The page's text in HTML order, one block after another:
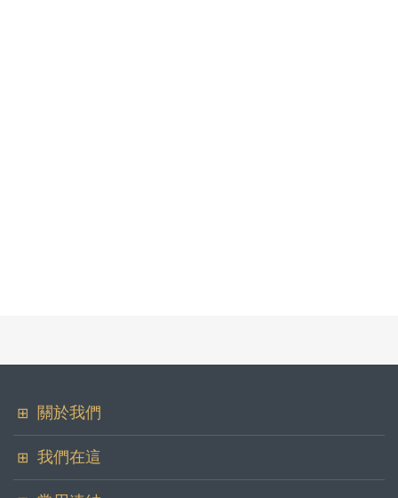
關於我們
地址
我們在這